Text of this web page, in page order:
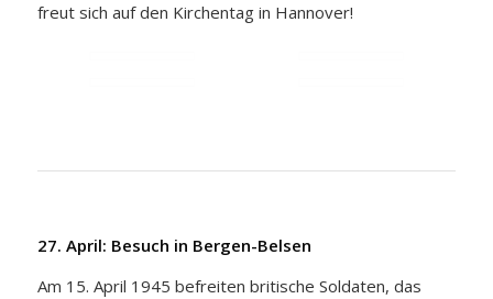
freut sich auf den Kirchentag in Hannover!
27. April: Besuch in Bergen-Belsen
Am 15. April 1945 befreiten britische Soldaten, das